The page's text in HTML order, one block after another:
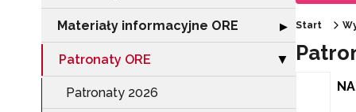
Materiały informacyjne ORE Rozwiń sekcję
▶
Patronaty ORE Zwiń sekcję
▶
Patronaty 2026
Start